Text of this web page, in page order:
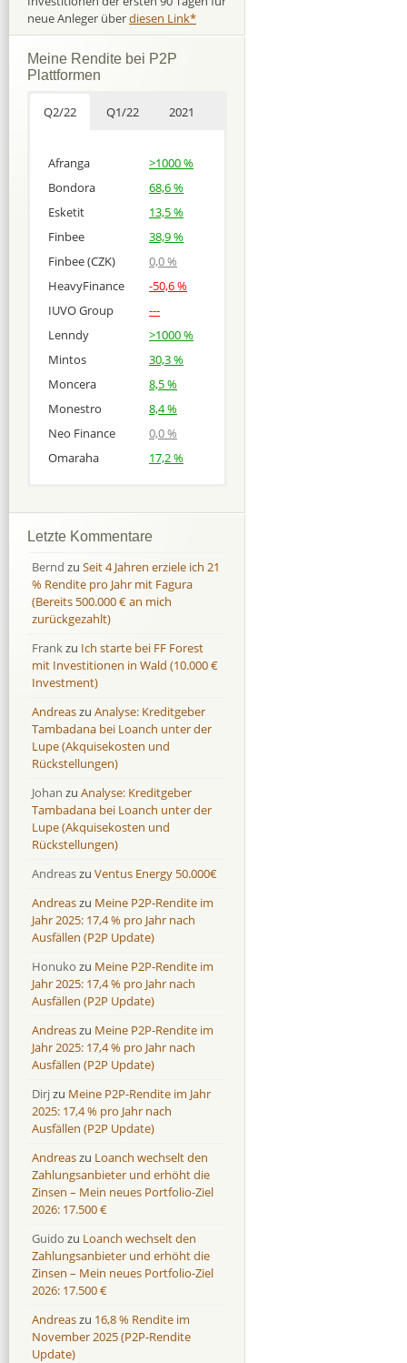
neue Anleger überdiesen Link*
Meine Rendite bei P2P
Plattformen
Q2/22 Q1/22 2021
Afranga
>1000 %
Bondora
68,6 %
Esketit
13,5 %
Finbee
38,9 %
Finbee (CZK)
0,0 %
HeavyFinance
-50,6 %
IUVO Group
---
Lenndy
>1000 %
Mintos
30,3 %
Moncera
8,5 %
Monestro
8,4 %
Neo Finance
0,0 %
Omaraha
17,2 %
Bondora
Finbee
43,2%
Finbee (CZK)
0,0 %
HeavyFinance
IUVO Group
-32,2 %
Lenndy
-314,6 %
Moncera
8,0 %
Monestro
9,1 %
Neo Finance
Omaraha
16,4 %
Bondora
Finbee
35,2%
Finbee (CZK)
0,0 %
HeavyFinance
IUVO Group
-55,0 %
Lenndy
146,5 %
Moncera
11,1 %
Monestro
>1000%
Neo Finance
Omaraha
18,0 %
Letzte Kommentare
Bernd zu Seit 4 Jahren erziele ich 21
% Rendite pro Jahr mit Fagura
(Bereits 500.000 € an mich
zurückgezahlt)
Frankzu Ich starte bei FF Forest
mit Investitionen in Wald (10.000 €
Investment)
Andreaszu Analyse: Kreditgeber
Tambadana bei Loanch unter der
Lupe (Akquisekosten und
Rückstellungen)
Johan zu Analyse: Kreditgeber
Tambadana bei Loanch unter der
Lupe (Akquisekosten und
Rückstellungen)
Andreaszu Ventus Energy 50.000€
Andreaszu Meine P2P-Rendite im
Jahr 2025: 17,4 % pro Jahr nach
Ausfällen (P2P Update)
Honuko zu Meine P2P-Rendite im
Jahr 2025: 17,4 % pro Jahr nach
Ausfällen (P2P Update)
Andreaszu Meine P2P-Rendite im
Jahr 2025: 17,4 % pro Jahr nach
Ausfällen (P2P Update)
Dirjzu Meine P2P-Rendite im Jahr
2025: 17,4 % pro Jahr nach
Ausfällen (P2P Update)
Andreaszu Loanch wechselt den
Zahlungsanbieter und erhöht die
Zinsen – Mein neues Portfolio-Ziel
2026: 17.500 €
Guido zu Loanch wechselt den
Zahlungsanbieter und erhöht die
Zinsen – Mein neues Portfolio-Ziel
2026: 17.500 €
Andreaszu 16,8 % Rendite im
November 2025 (P2P-Rendite
Update)